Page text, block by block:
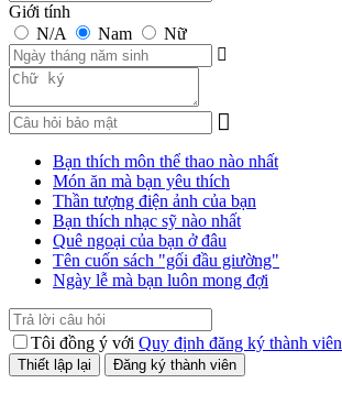
Giới tính
N/A
Nam Nữ
Bạn thích môn thể thao nào nhất
Món ăn mà bạn yêu thích
Thần tượng điện ảnh của bạn
Bạn thích nhạc sỹ nào nhất
Quê ngoại của bạn ở đâu
Tên cuốn sách "gối đầu giường"
Ngày lễ mà bạn luôn mong đợi
Tôi đồng ý với Quy định đăng ký thành viên